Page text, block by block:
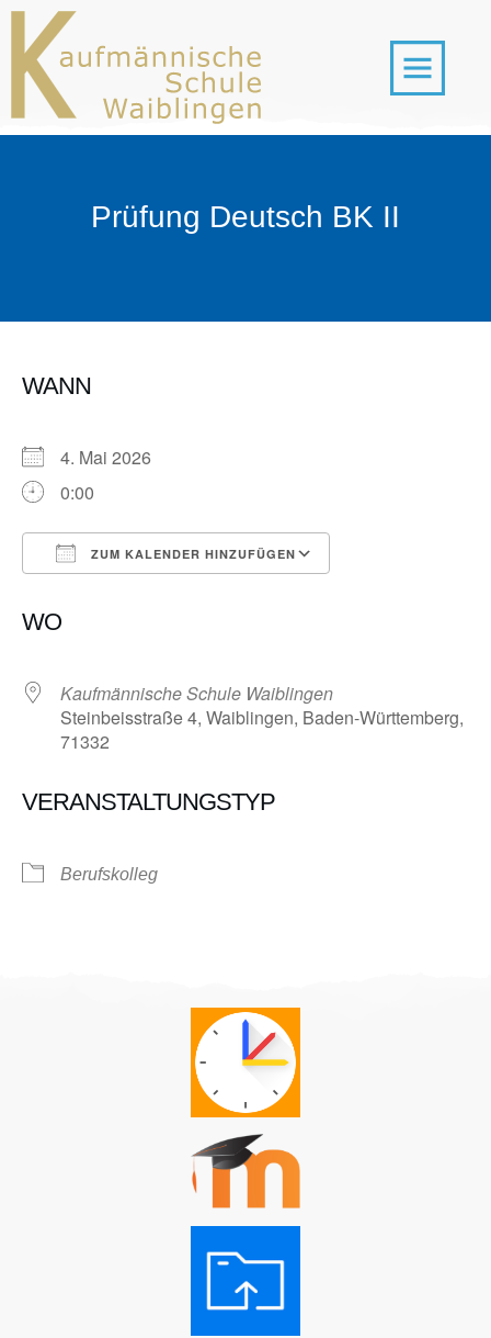
Prüfung Deutsch BK II
WANN
4. Mai 2026
0:00
ZUM KALENDER HINZUFÜGEN
WO
Kaufmännische Schule Waiblingen
Steinbeisstraße 4, Waiblingen, Baden-Württemberg,
71332
VERANSTALTUNGSTYP
Berufskolleg